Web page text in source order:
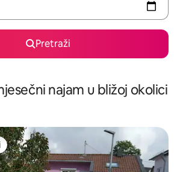
Pretraži
najam u bližoj okolici
s oznakom „Odabrali gosti”